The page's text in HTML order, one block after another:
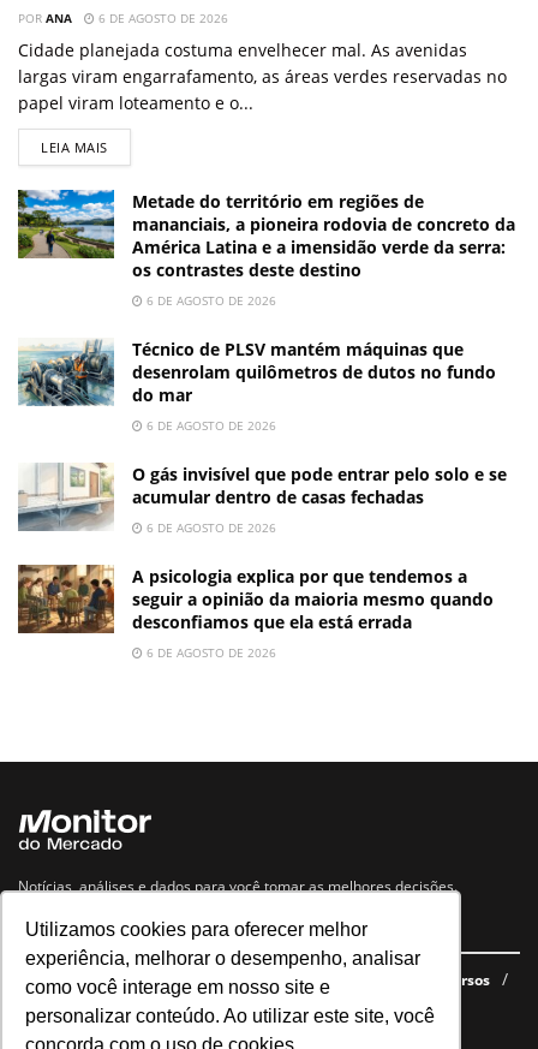
Utilizamos cookies para oferecer melhor
experiência, melhorar o desempenho, analisar
como você interage em nosso site e
personalizar conteúdo. Ao utilizar este site, você
POR ANA 6 DE AGOSTO DE 2026
Cidade planejada costuma envelhecer mal. As avenidas
largas viram engarrafamento, as áreas verdes reservadas no
papel viram loteamento e o...
LEIA MAIS
Metade do território em regiões de
mananciais, a pioneira rodovia de concreto da
América Latina e a imensidão verde da serra:
os contrastes deste destino
6 DE AGOSTO DE 2026
Técnico de PLSV mantém máquinas que
desenrolam quilômetros de dutos no fundo
do mar
6 DE AGOSTO DE 2026
O gás invisível que pode entrar pelo solo e se
acumular dentro de casas fechadas
6 DE AGOSTO DE 2026
A psicologia explica por que tendemos a
seguir a opinião da maioria mesmo quando
desconfiamos que ela está errada
6 DE AGOSTO DE 2026
Notícias, análises e dados para você tomar as melhores decisões.
Navegue no site
Últimas notícias Quem somos E-books gratuitos
Cursos
Política de privacidade